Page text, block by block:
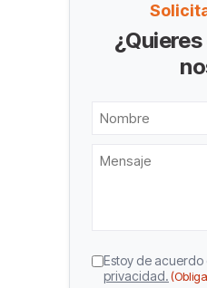
Nombre
Mensaje
CAPTCHA
Consentimiento
(Obligatorio)
Estoy de acuerdo
privacidad.